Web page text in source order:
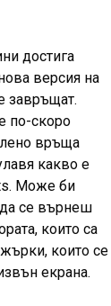
достига
версия на
завръщат.
по-скоро
връща
какво е
Може би
се върнеш
които са
които се
екрана.